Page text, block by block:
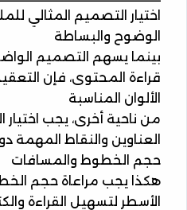
اختيار التصميم المثالي
الوضوح والبساطة
بينما يسهم التصميم
قراءة المحتوى، فإن
الألوان المناسبة
من ناحية أخرى، يجب اختيار
العناوين والنقاط المهمة
حجم الخطوط والمسافات
هكذا يجب مراعاة حجم
الأسطر لتسهيل القراءة